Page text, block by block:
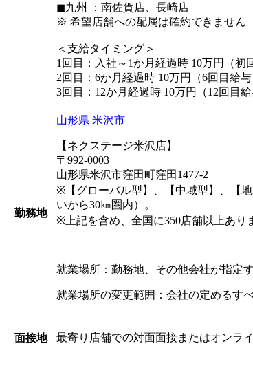
◼︎九州 ：南佐賀店、長崎店
※ 希望店舗への配属は確約できません
＜支給タイミング＞
1回目：入社～1か月経過時 10万円（初
2回目：6か月経過時 10万円（6回目給与
3回目：12か月経過時 10万円（12回目給
勤務地
山形県 米沢市
【ネクステージ米沢店】
〒992-0003
山形県米沢市窪田町窪田1477-2
※【グローバル型】、【中域型】、【
いから30㎞圏内）。
※上記を含め、全国に350店舗以上あり
就業場所：勤務地、その他会社が指定
就業場所の変更範囲：会社の定めるす
面接地 最寄り店舗での対面面接またはオンラ